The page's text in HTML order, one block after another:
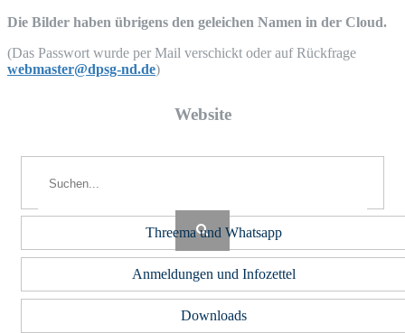
Die Bil­der haben übri­gens den gelei­chen Namen in der Cloud.
(Das Pass­wort wur­de per Mail ver­schickt oder auf Rück­fra­ge
webmaster@dpsg-nd.de)
Web­site
Threema und Whatsapp
Anmeldungen und Infozettel
Downloads